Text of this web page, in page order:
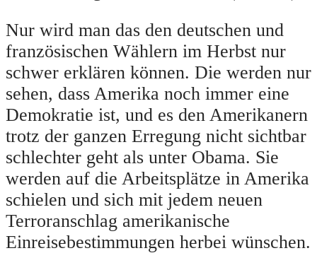
Nur wird man das den deutschen und
französischen Wählern im Herbst nur
schwer erklären können. Die werden nur
sehen, dass Amerika noch immer eine
Demokratie ist, und es den Amerikanern
trotz der ganzen Erregung nicht sichtbar
schlechter geht als unter Obama. Sie
werden auf die Arbeitsplätze in Amerika
schielen und sich mit jedem neuen
Terroranschlag amerikanische
Einreisebestimmungen herbei wünschen.